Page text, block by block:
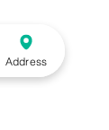
Address